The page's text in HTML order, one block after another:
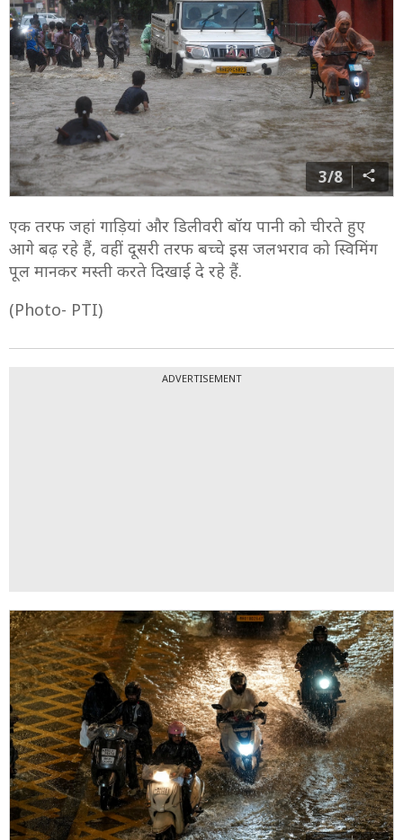
3/8
एक तरफ जहां गाड़ियां और डिलीवरी बॉय पानी को चीरते हुए
आगे बढ़ रहे हैं, वहीं दूसरी तरफ बच्चे इस जलभराव को स्विमिंग
पूल मानकर मस्ती करते दिखाई दे रहे हैं.
(Photo- PTI)
ADVERTISEMENT